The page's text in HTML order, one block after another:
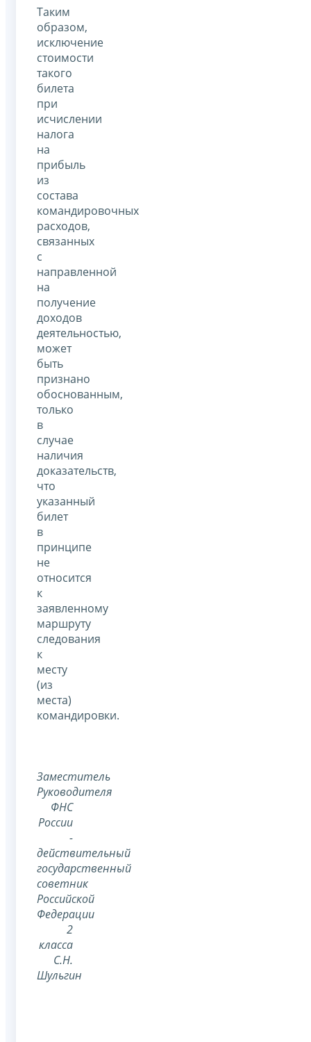
Таким
образом,
исключение
стоимости
такого
билета
при
исчислении
налога
на
прибыль
из
состава
командировочных
расходов,
связанных
с
направленной
на
получение
доходов
деятельностью,
может
быть
признано
обоснованным,
только
в
случае
наличия
доказательств,
что
указанный
билет
в
принципе
не
относится
к
заявленному
маршруту
следования
к
месту
(из
места)
командировки.
Заместитель
Руководителя
ФНС
России
-
действительный
государственный
советник
Российской
Федерации
2
класса
С.Н.
Шульгин